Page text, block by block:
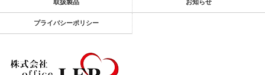
取扱製品 お知らせ
プライバシーポリシー